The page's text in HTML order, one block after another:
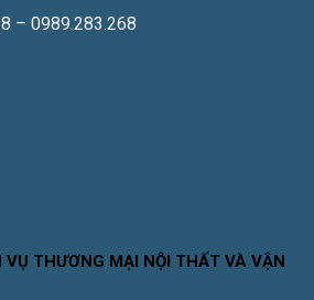
– 0989.283.268
THƯƠNG MẠI NỘI THẤT VÀ VẬN